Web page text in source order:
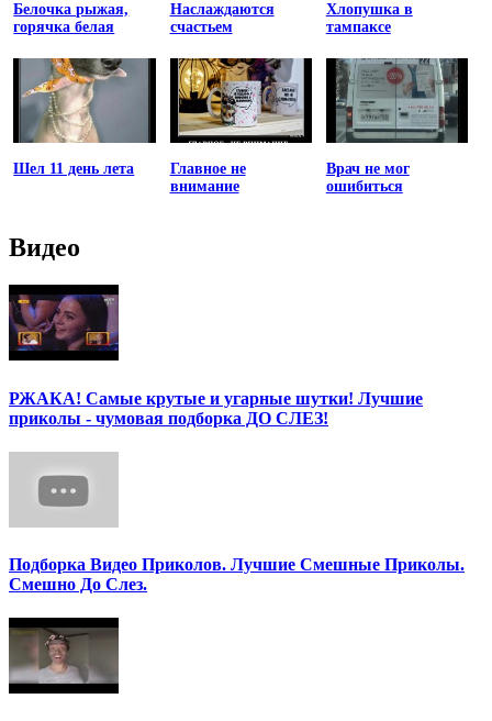
Белочка рыжая,
горячка белая
Наслаждаются
счастьем
Хлопушка в
тампаксе
Шел 11 день лета
Главное не
внимание
Врач не мог
ошибиться
Видео
РЖАКА! Самые крутые и угарные шутки! Лучшие
приколы - чумовая подборка ДО СЛЕЗ!
Подборка Видео Приколов. Лучшие Смешные Приколы.
Смешно До Слез.